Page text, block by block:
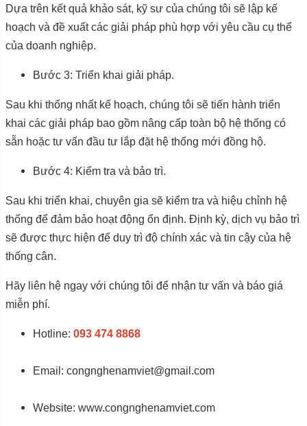
Dựa trên kết quả khảo sát, kỹ sư của chúng tôi sẽ lập kế
hoạch và đề xuất các giải pháp phù hợp với yêu cầu cụ thể
của doanh nghiệp.
Bước 3: Triển khai giải pháp.
Sau khi thống nhất kế hoạch, chúng tôi sẽ tiến hành triển
khai các giải pháp bao gồm nâng cấp toàn bộ hệ thống có
sẵn hoặc tư vấn đầu tư lắp đặt hệ thống mới đồng hộ.
Bước 4: Kiểm tra và bảo trì.
Sau khi triển khai, chuyên gia sẽ kiểm tra và hiệu chỉnh hệ
thống để đảm bảo hoạt động ổn định. Định kỳ, dịch vụ bảo trì
sẽ được thực hiện để duy trì độ chính xác và tin cậy của hệ
thống cân.
Hãy liên hệ ngay với chúng tôi để nhận tư vấn và báo giá
miễn phí.
Hotline: 093 474 8868
Email: congnghenamviet@gmail.com
Website: www.congnghenamviet.com